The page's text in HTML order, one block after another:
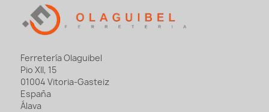
Ferretería Olaguibel
Pio XII, 15
01004 Vitoria-Gasteiz
España
Álava